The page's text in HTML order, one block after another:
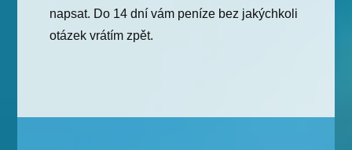
napsat. Do 14 dní vám peníze bez jakýchkoli
otázek vrátím zpět.